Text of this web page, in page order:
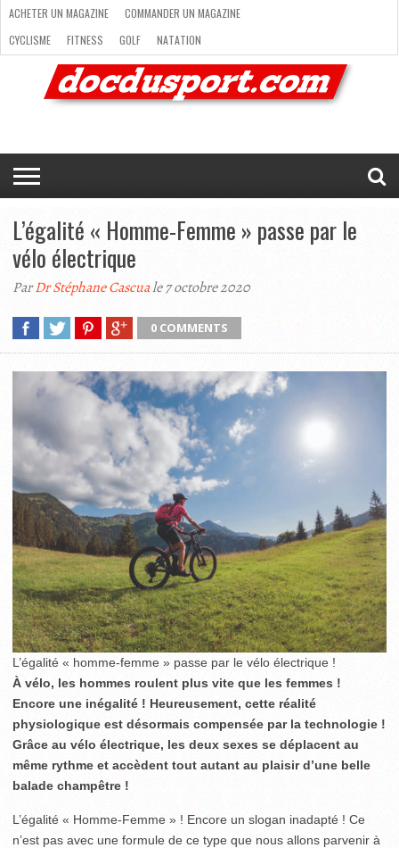
ACHETER
MAGAZINE
COMMANDER
UN
MAGAZINE
CYCLISME
FITNESS
GOLF
NATATION
RANDONNÉE
RUNNING
SKI
TRAIL
RUNNING
TRIATHLON
VOILE
NEWSLETTER
MAG’
EN
LIGNE
NOUS
CONTACTER
ACHETER UN MAGAZINE
COMMANDER UN MAGAZINE
CYCLISME
FITNESS GOLF
NATATION
RANDONNÉE
RUNNING SKI
TRAIL RUNNING
TRIATHLON
VOILE NEWSLETTER
MAG’ EN LIGNE
L’égalité « Homme-Femme » passe par le
vélo électrique
ParDr Stéphane Cascuale 7 octobre 2020
0 COMMENTS
L’égalité « homme-femme » passe par le vélo électrique !
À vélo, les hommes roulent plus vite que les femmes !
Encore une inégalité ! Heureusement, cette réalité
physiologique est désormais compensée par la technologie !
Grâce au vélo électrique, les deux sexes se déplacent au
même rythme et accèdent tout autant au plaisir d’une belle
balade champêtre !
L’égalité « Homme-Femme » ! Encore un slogan inadapté ! Ce
n’est pas avec une formule de ce type que nous allons parvenir à